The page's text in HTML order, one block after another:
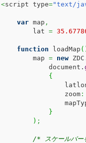
<script type="text/
var map ,
        lat
=
function loadMap (
        map
= new
            document.
{
                zoom
:
}
) ;
/* スケールバー